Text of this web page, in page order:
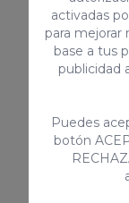
Desde
140,00
activadas
para mejorar
base a tus
publicidad
Puedes
botón